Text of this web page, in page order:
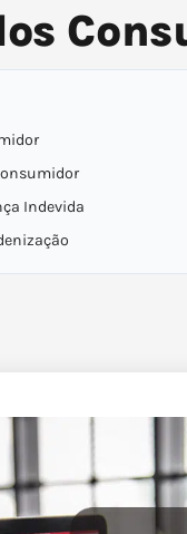
Indevida